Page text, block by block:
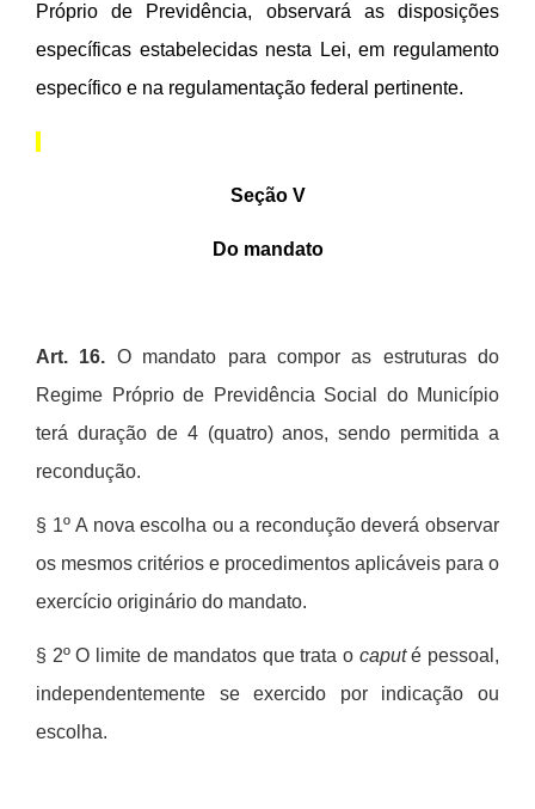
Próprio de Previdência, observará as disposições
específicas estabelecidas nesta Lei, em regulamento
específico e na regulamentação federal pertinente.
Seção V
Do mandato
Art. 16. O mandato para compor as estruturas do
Regime Próprio de Previdência Social do Município
terá duração de 4 (quatro) anos, sendo permitida a
recondução.
§ 1ºA nova escolha ou a recondução deveráobservar
os mesmos critérios e procedimentos aplicáveis para o
exercício originário do mandato.
§ 2ºO limite de mandatos que trata o caput é pessoal,
independentemente se exercido por indicação ou
escolha.